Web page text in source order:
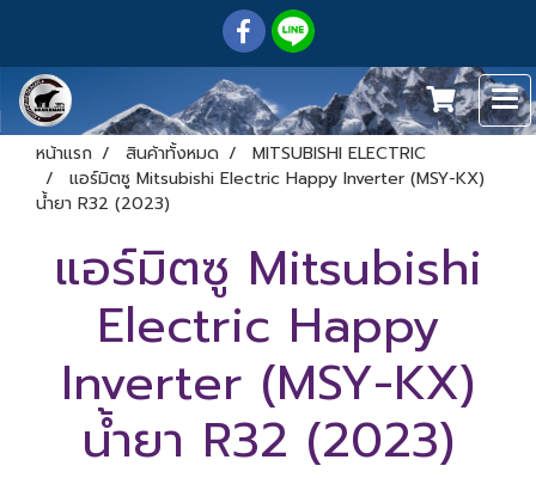
หน้าแรก สินค้าทั้งหมด
MITSUBISHI ELECTRIC
แอร์มิตซู Mitsubishi Electric Happy Inverter (MSY-KX)
น้ำยา R32 (2023)
แอร์มิตซู Mitsubishi
Electric Happy
Inverter (MSY-KX)
น้ำยา R32 (2023)